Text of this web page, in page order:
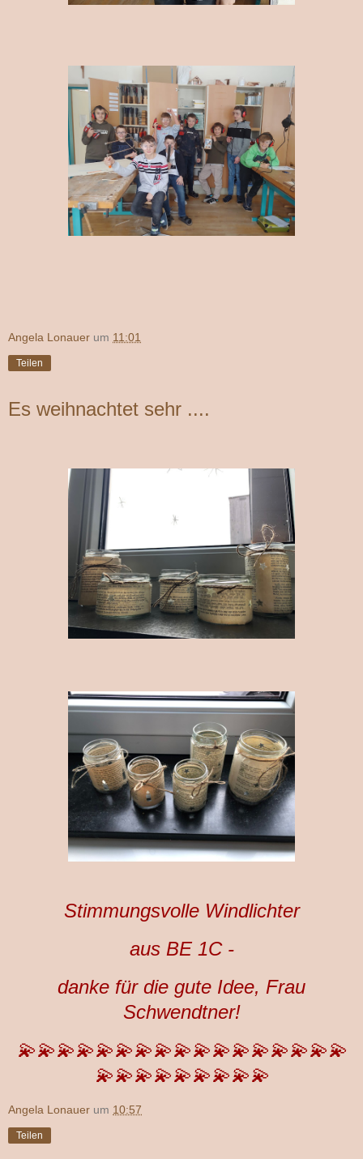
Angela Lonauer um 11:01
Teilen
Es weihnachtet sehr ....
Stimmungsvolle Windlichter
aus BE 1C -
danke für die gute Idee, Frau
Schwendtner!
💫💫💫💫💫💫💫💫💫💫💫💫💫💫💫💫💫
💫💫💫💫💫💫💫💫💫
Angela Lonauer um 10:57
Teilen